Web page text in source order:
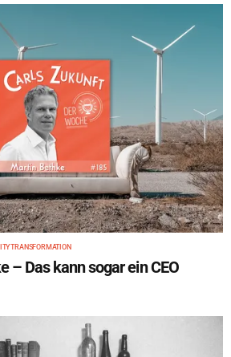
TRANSFORMATION
– Das kann sogar ein CEO